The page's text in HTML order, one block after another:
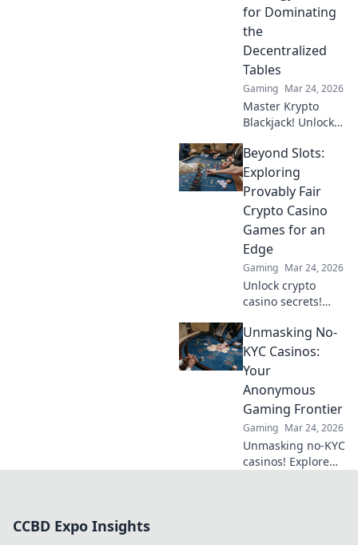
funds.
for Dominating
the
Decentralized
Tables
Gaming Mar 24, 2026
Master Krypto
Blackjack! Unlock
dominate
decentralized
tables and win
big. Click to learn
more!
Beyond Slots:
Exploring
Provably Fair
Crypto Casino
Games for an
Edge
Gaming Mar 24, 2026
Unlock crypto
casino secrets!
fair games beyond
slots for a real
edge.
Unmasking No-
KYC Casinos:
Your
Anonymous
Gaming Frontier
Gaming Mar 24, 2026
Unmasking no-KYC
casinos! Explore
CCBD Expo Insights